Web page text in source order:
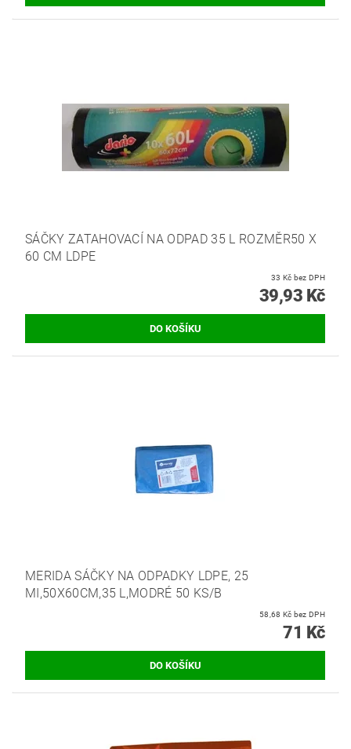
SÁČKY ZATAHOVACÍ NA ODPAD 35 L ROZMĚR50 X
60 CM LDPE
33 Kč bez DPH
39,93 Kč
MERIDA SÁČKY NA ODPADKY LDPE, 25
MI,50X60CM,35 L,MODRÉ 50 KS/B
58,68 Kč bez DPH
71 Kč